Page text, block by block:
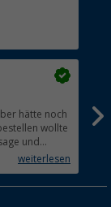
hätte noch
wollte
und
weiterlesen
Ich